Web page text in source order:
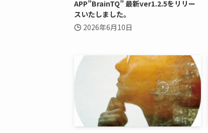
APP”BrainTQ” 最新ver1.2.5をリリー
スいたしました。
2026年6月10日